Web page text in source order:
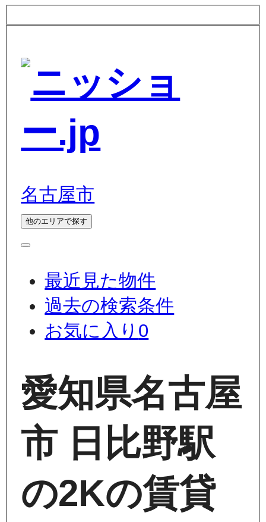
名古屋市
他のエリアで探す
最近見た物件
過去の検索条件
お気に入り 0
愛知県名古屋
市 日比野駅
の2Kの賃貸